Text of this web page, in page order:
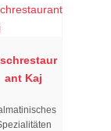
ant Kaj